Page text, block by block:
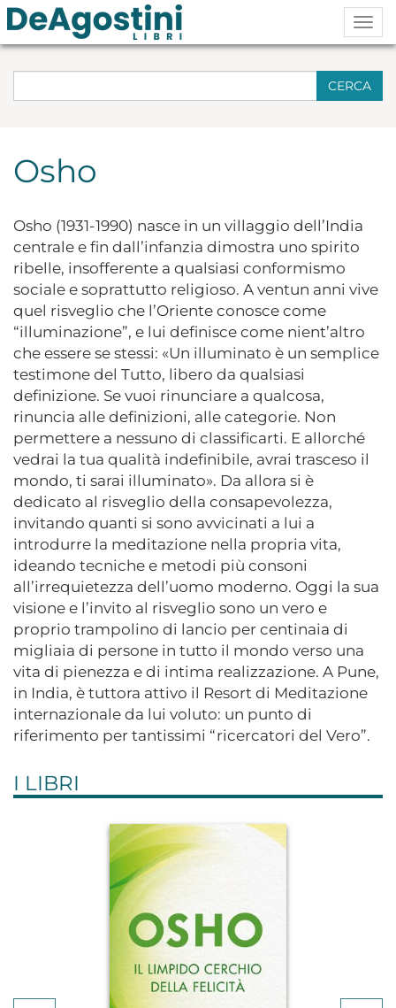
CERCA
Osho
Osho (1931-1990) nasce in un villaggio dell’India
centrale e fin dall’infanzia dimostra uno spirito
ribelle, insofferente a qualsiasi conformismo
sociale e soprattutto religioso. A ventun anni vive
quel risveglio che l’Oriente conosce come
“illuminazione”, e lui definisce come nient’altro
che essere se stessi: «Un illuminato è un semplice
testimone del Tutto, libero da qualsiasi
definizione. Se vuoi rinunciare a qualcosa,
rinuncia alle definizioni, alle categorie. Non
permettere a nessuno di classificarti. E allorché
vedrai la tua qualità indefinibile, avrai trasceso il
mondo, ti sarai illuminato». Da allora si è
dedicato al risveglio della consapevolezza,
invitando quanti si sono avvicinati a lui a
introdurre la meditazione nella propria vita,
ideando tecniche e metodi più consoni
all’irrequietezza dell’uomo moderno. Oggi la sua
visione e l’invito al risveglio sono un vero e
proprio trampolino di lancio per centinaia di
migliaia di persone in tutto il mondo verso una
vita di pienezza e di intima realizzazione. A Pune,
in India, è tuttora attivo il Resort di Meditazione
internazionale da lui voluto: un punto di
riferimento per tantissimi “ricercatori del Vero”.
I LIBRI